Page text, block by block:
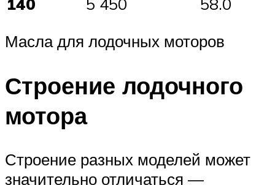
Масла для лодочных моторов
Строение лодочного
мотора
Строение разных моделей может
значительно отличаться —